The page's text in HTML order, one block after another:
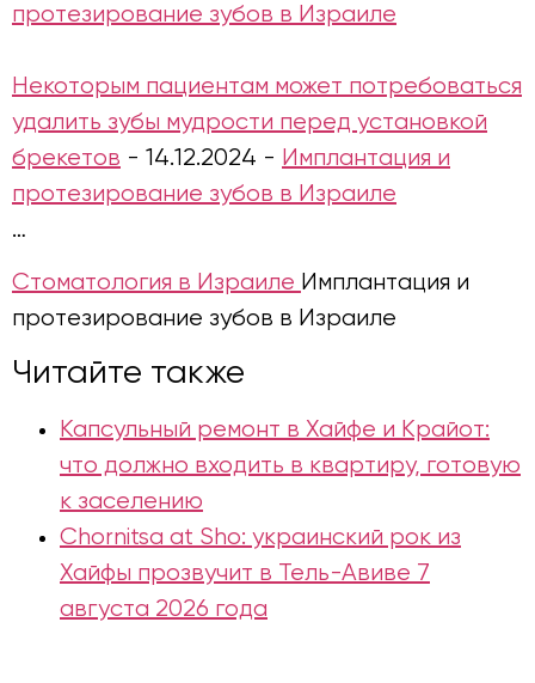
протезирование зубов в Израиле
Некоторым пациентам может потребоваться
удалить зубы мудрости перед установкой
брекетов - 14.12.2024 - Имплантация и
протезирование зубов в Израиле
…
Стоматология в Израиле Имплантация и
протезирование зубов в Израиле
Читайте также
Капсульный ремонт в Хайфе и Крайот:
что должно входить в квартиру, готовую
к заселению
Chornitsa at Sho: украинский рок из
Хайфы прозвучит в Тель-Авиве 7
августа 2026 года